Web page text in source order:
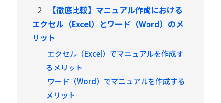
2
【徹底比較】マニュアル作成における
エクセル（Excel）とワード（Word）のメ
リット
エクセル（Excel）でマニュアルを作成す
るメリット
ワード（Word）でマニュアルを作成する
メリット